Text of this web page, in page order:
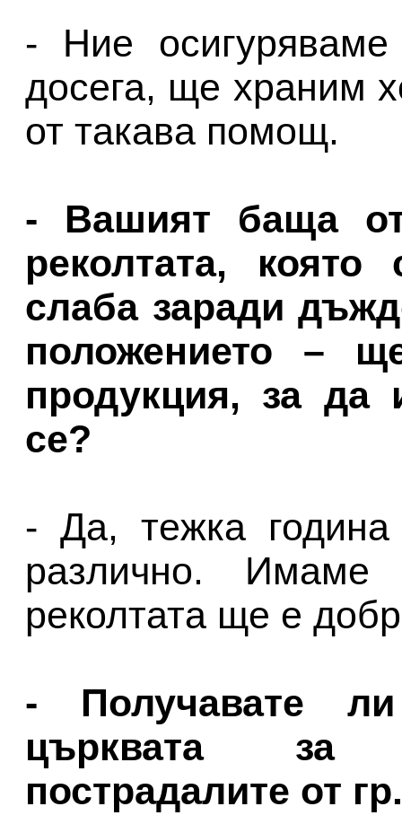
- Ние
досега, ще храним
от такава помощ.
- Вашият баща
реколтата,
слаба заради
положението –
продукция, за да
се?
- Да, тежка
различно.
реколтата ще е
- Получавате
църквата за
пострадалите от